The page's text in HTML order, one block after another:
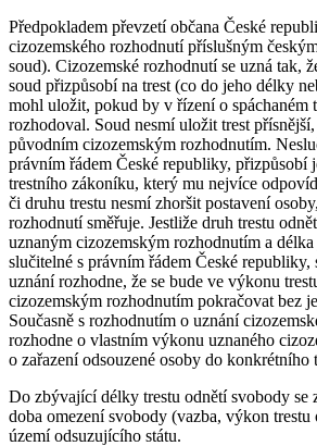
Předpokladem převzetí občana České
cizozemského rozhodnutí příslušným
soud). Cizozemské rozhodnutí se uzná tak,
soud přizpůsobí na trest (co do jeho délky
mohl uložit, pokud by v řízení o spáchaném
rozhodoval. Soud nesmí uložit trest
původním cizozemským rozhodnutím.
právním řádem České republiky, přizpůsobí
trestního zákoníku, který mu nejvíce
či druhu trestu nesmí zhoršit postavení
rozhodnutí směřuje. Jestliže druh trestu
uznaným cizozemským rozhodnutím a
slučitelné s právním řádem České
uznání rozhodne, že se bude ve výkonu
cizozemským rozhodnutím pokračovat bez
Současně s rozhodnutím o uznání
rozhodne o vlastním výkonu uznaného
o zařazení odsouzené osoby do konkrétního
Do zbývající délky trestu odnětí svobody se
doba omezení svobody (vazba, výkon trestu
území odsuzujícího státu.